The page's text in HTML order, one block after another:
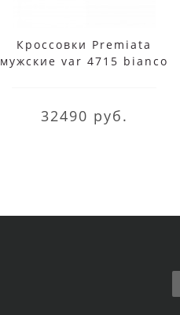
Кроссовки Premiata
мужские var 4715 bianco
32490 руб.